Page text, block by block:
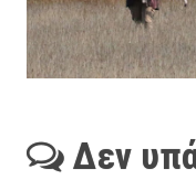
Δεν